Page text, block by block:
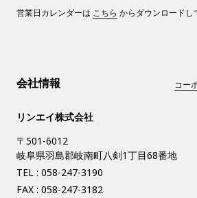
営業日カレンダーは こちら からダウンロードし
会社情報 コー
リンエイ株式会社
〒501-6012
岐阜県羽島郡岐南町八剣1丁目68番地
TEL : 058-247-3190
FAX : 058-247-3182